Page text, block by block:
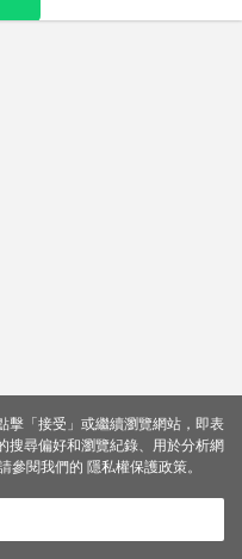
擊「接受」或繼續瀏覽網站，即表
搜尋偏好和瀏覽紀錄、用於分析網
參閱我們的 隱私權保護政策。